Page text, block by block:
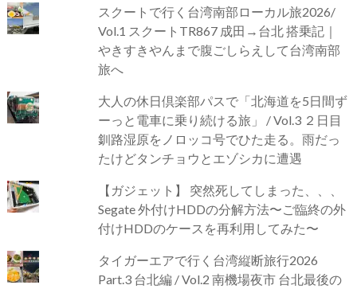
スクートで行く台湾南部ローカル旅2026/
Vol.1 スクートTR867 成田→台北 搭乗記｜
やきすきやんまで腹ごしらえして台湾南部
旅へ
大人の休日倶楽部パスで「北海道を5日間ず
ーっと電車に乗り続ける旅」 / Vol.3 ２日目
釧路湿原をノロッコ号でひた走る。雨だっ
たけどタンチョウとエゾシカに遭遇
【ガジェット】 突然死してしまった、、、
Segate 外付けHDDの分解方法〜ご臨終の外
付けHDDのケースを再利用してみた〜
タイガーエアで行く台湾縦断旅行2026
Part.3 台北編 / Vol.2 南機場夜市 台北最後の